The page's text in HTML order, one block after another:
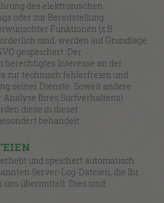
des elektronischen
oder zur Bereitstellung
Funktionen (z.B.
sind, werden auf Grundlage
gespeichert. Der
berechtigtes Interesse an der
zur technisch fehlerfreien und
seiner Dienste. Soweit andere
Analyse Ihres Surfverhaltens)
diese in dieser
behandelt.
und speichert automatisch
Server-Log-Dateien, die Ihr
übermittelt. Dies sind: